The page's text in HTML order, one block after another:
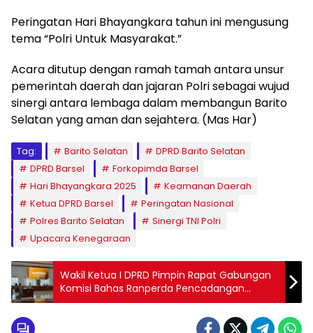
Peringatan Hari Bhayangkara tahun ini mengusung
tema “Polri Untuk Masyarakat.”
Acara ditutup dengan ramah tamah antara unsur
pemerintah daerah dan jajaran Polri sebagai wujud
sinergi antara lembaga dalam membangun Barito
Selatan yang aman dan sejahtera. (Mas Har)
Tag: Barito Selatan
DPRD Barito Selatan
DPRD Barsel
Forkopimda Barsel
Hari Bhayangkara 2025
Keamanan Daerah
Ketua DPRD Barsel
Peringatan Nasional
Polres Barito Selatan
Sinergi TNI Polri
Upacara Kenegaraan
Wakil Ketua I DPRD Pimpin Rapat Gabungan
Komisi Bahas Ranperda Pencadangan
Pangan